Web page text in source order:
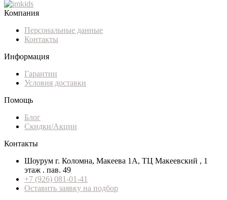
Компания
Персональные данные
Контакты
Информация
Гарантии
Условия доставки
Помощь
Блог
Скидки/Акции
Контакты
Шоурум г. Коломна, Макеева 1А, ТЦ Макеевский , 1
этаж . пав. 49
+7 (926) 081-01-41
Оставить заявку на подбор